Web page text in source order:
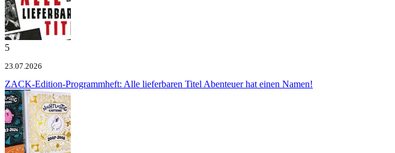
5
23.07.2026
ZACK-Edition-Programmheft: Alle lieferbaren Titel Abenteuer hat einen Namen!